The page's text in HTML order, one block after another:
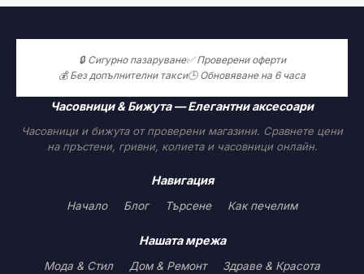
🔒 Сигурно пазаруване✅ Проверени оферти
💰 Без допълнителни такси🕒 Обновяване на 6 часа
Часовници & Бижута — Елегантни аксесоари
Часовници и бижута от проверени магазини. Сравнете цени
на пръстени, гривни, колиета и часовници онлайн.
Навигация
Начало Блог Търсене Как печелим
Нашата мрежа
Мода & Стил Дом & Ремонт
Здраве & Красота